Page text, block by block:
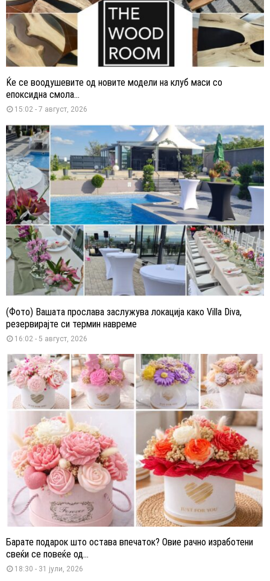
Ќе се воодушевите од новите модели на клуб маси со
епоксидна смола...
15:02 - 7 август, 2026
(Фото) Вашата прослава заслужува локација како Villa Diva,
резервирајте си термин навреме
16:02 - 5 август, 2026
Барате подарок што остава впечаток? Овие рачно изработени
свеќи се повеќе од...
18:30 - 31 јули, 2026